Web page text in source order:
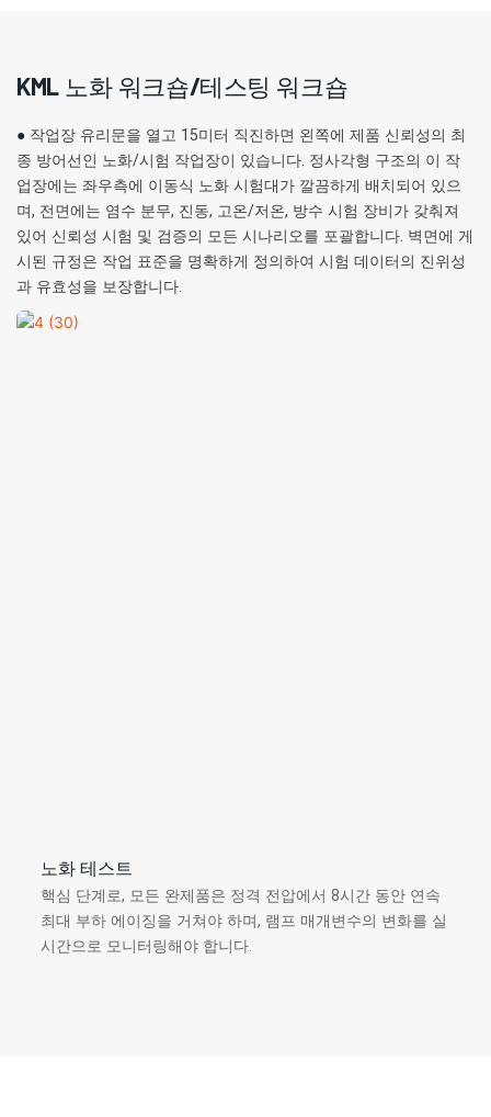
KML 노화 워크숍/테스팅 워크숍
● 작업장 유리문을 열고 15미터 직진하면 왼쪽에 제품 신뢰성의 최
종 방어선인 노화/시험 작업장이 있습니다. 정사각형 구조의 이 작
업장에는 좌우측에 이동식 노화 시험대가 깔끔하게 배치되어 있으
며, 전면에는 염수 분무, 진동, 고온/저온, 방수 시험 장비가 갖춰져
있어 신뢰성 시험 및 검증의 모든 시나리오를 포괄합니다. 벽면에 게
시된 규정은 작업 표준을 명확하게 정의하여 시험 데이터의 진위성
과 유효성을 보장합니다.
노화 테스트
핵심 단계로, 모든 완제품은 정격 전압에서 8시간 동안 연속
최대 부하 에이징을 거쳐야 하며, 램프 매개변수의 변화를 실
시간으로 모니터링해야 합니다.